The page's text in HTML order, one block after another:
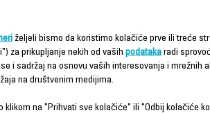
Electro-brush
1
Motor bez
željeli bismo da koristimo kolačiće prve ili treće
za prikupljanje nekih od vaših podataka radi
i sadržaj na osnovu vaših interesovanja i mrežnih
na društvenim medijima.
klikom na "Prihvati sve kolačiće" ili "Odbij kolačiće